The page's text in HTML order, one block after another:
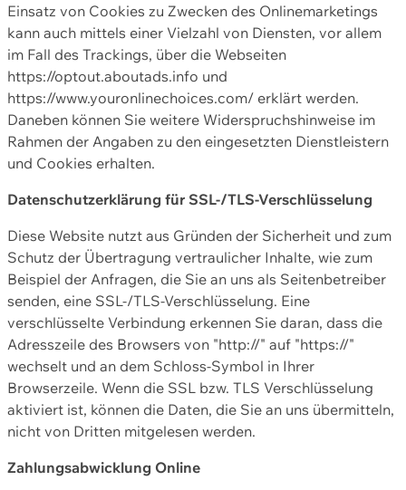
Einsatz von Cookies zu Zwecken des Onlinemarketings
kann auch mittels einer Vielzahl von Diensten, vor allem
im Fall des Trackings, über die Webseiten
https://optout.aboutads.info und
https://www.youronlinechoices.com/ erklärt werden.
Daneben können Sie weitere Widerspruchshinweise im
Rahmen der Angaben zu den eingesetzten Dienstleistern
und Cookies erhalten.
Datenschutzerklärung für SSL-/TLS-Verschlüsselung
Diese Website nutzt aus Gründen der Sicherheit und zum
Schutz der Übertragung vertraulicher Inhalte, wie zum
Beispiel der Anfragen, die Sie an uns als Seitenbetreiber
senden, eine SSL-/TLS-Verschlüsselung. Eine
verschlüsselte Verbindung erkennen Sie daran, dass die
Adresszeile des Browsers von "http://" auf "https://"
wechselt und an dem Schloss-Symbol in Ihrer
Browserzeile. Wenn die SSL bzw. TLS Verschlüsselung
aktiviert ist, können die Daten, die Sie an uns übermitteln,
nicht von Dritten mitgelesen werden.
Zahlungsabwicklung Online